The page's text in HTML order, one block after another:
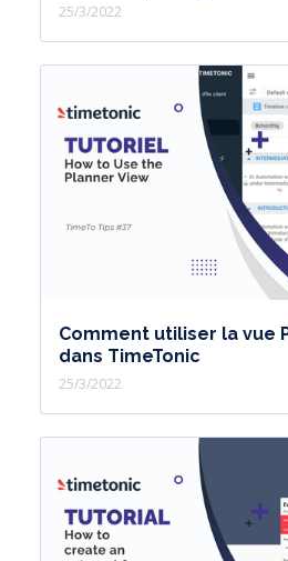
25/3/2022
Comment utiliser la vue
dans TimeTonic
25/3/2022